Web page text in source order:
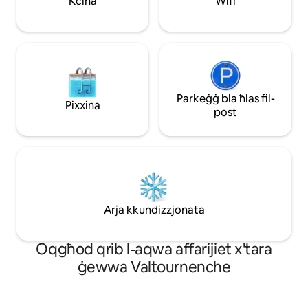
madwar 200 metru 'l bogħod.
Pixxina
Parkeġġ bla ħlas fil-
post
Arja kkundizzjonata
Oqgħod qrib l-aqwa affarijiet x'tara
ġewwa Valtournenche